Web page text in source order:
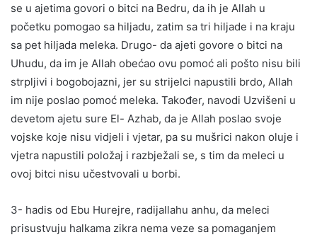
se u ajetima govori o bitci na Bedru, da ih je Allah u
početku pomogao sa hiljadu, zatim sa tri hiljade i na kraju
sa pet hiljada meleka. Drugo- da ajeti govore o bitci na
Uhudu, da im je Allah obećao ovu pomoć ali pošto nisu bili
strpljivi i bogobojazni, jer su strijelci napustili brdo, Allah
im nije poslao pomoć meleka. Također, navodi Uzvišeni u
devetom ajetu sure El- Azhab, da je Allah poslao svoje
vojske koje nisu vidjeli i vjetar, pa su mušrici nakon oluje i
vjetra napustili položaj i razbježali se, s tim da meleci u
ovoj bitci nisu učestvovali u borbi.
3- hadis od Ebu Hurejre, radijallahu anhu, da meleci
prisustvuju halkama zikra nema veze sa pomaganjem